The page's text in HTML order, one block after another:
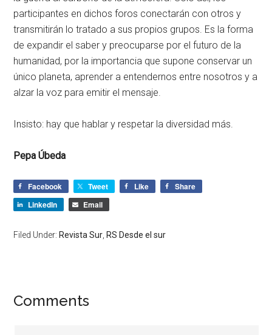
participantes en dichos foros conectarán con otros y
transmitirán lo tratado a sus propios grupos. Es la forma
de expandir el saber y preocuparse por el futuro de la
humanidad, por la importancia que supone conservar un
único planeta, aprender a entendernos entre nosotros y a
alzar la voz para emitir el mensaje.
Insisto: hay que hablar y respetar la diversidad más.
Pepa Úbeda
Facebook Tweet Like
Share
LinkedIn
Email
Filed Under: Revista Sur, RS Desde el sur
Comments